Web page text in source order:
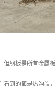
但钢板是所有金属
看到的都是热沟盖